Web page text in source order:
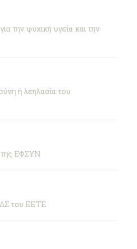
την ψυχική υγεία και την
ή λεηλασία του
της ΕΦΣΥΝ
του ΕΕΤΕ